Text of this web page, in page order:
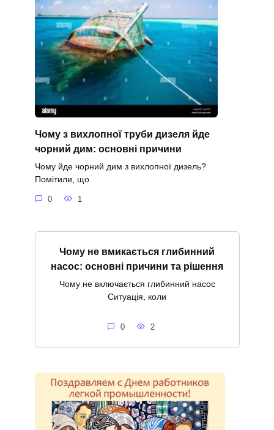
Чому з вихлопної труби дизеля йде
чорний дим: основні причини
Чому йде чорний дим з вихлопної дизель?
Помітили, що
0 1
Чому не вмикається глибинний
насос: основні причини та рішення
Чому не включається глибинний насос
Ситуація, коли
0 2